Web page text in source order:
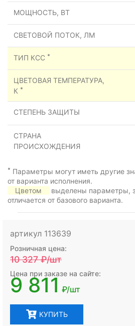
МОЩНОСТЬ, ВТ
СВЕТОВОЙ ПОТОК, ЛМ
ТИП КСС *
ЦВЕТОВАЯ ТЕМПЕРАТУРА,
К *
СТЕПЕНЬ ЗАЩИТЫ
СТРАНА
ПРОИСХОЖДЕНИЯ
* Параметры могут иметь другие
от варианта исполнения.
Цветом
выделены параметры,
отличается от базового варианта.
артикул 113639
Розничная цена:
10 327₽/шт
Цена при заказе на сайте:
9 811 ₽/шт
КУПИТЬ